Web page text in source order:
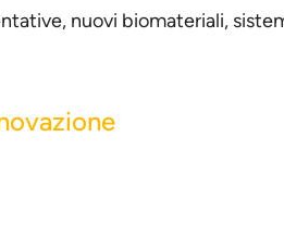
nuovi biomateriali,